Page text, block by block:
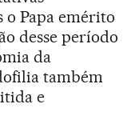
o Papa emérito
desse período
da
também
e